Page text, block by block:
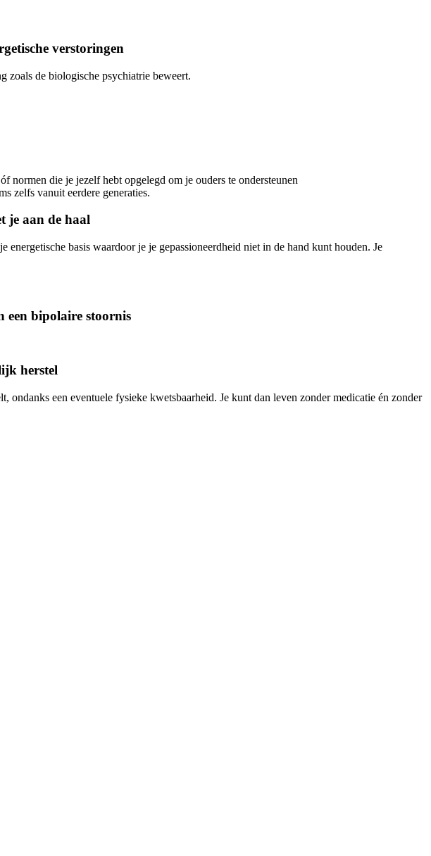
verstoringen
zoals de biologische psychiatrie beweert.
normen die je jezelf hebt opgelegd om je ouders te ondersteunen
zelfs vanuit eerdere generaties.
je aan de haal
basis waardoor je je gepassioneerdheid niet in de hand kunt houden. Je
een bipolaire stoornis
herstel
een eventuele fysieke kwetsbaarheid. Je kunt dan leven zonder medicatie én zonder